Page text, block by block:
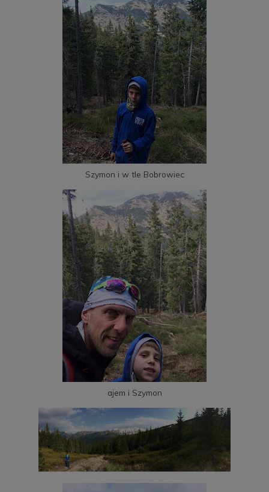
Szymon i w tle Bobrowiec
ajem i Szymon